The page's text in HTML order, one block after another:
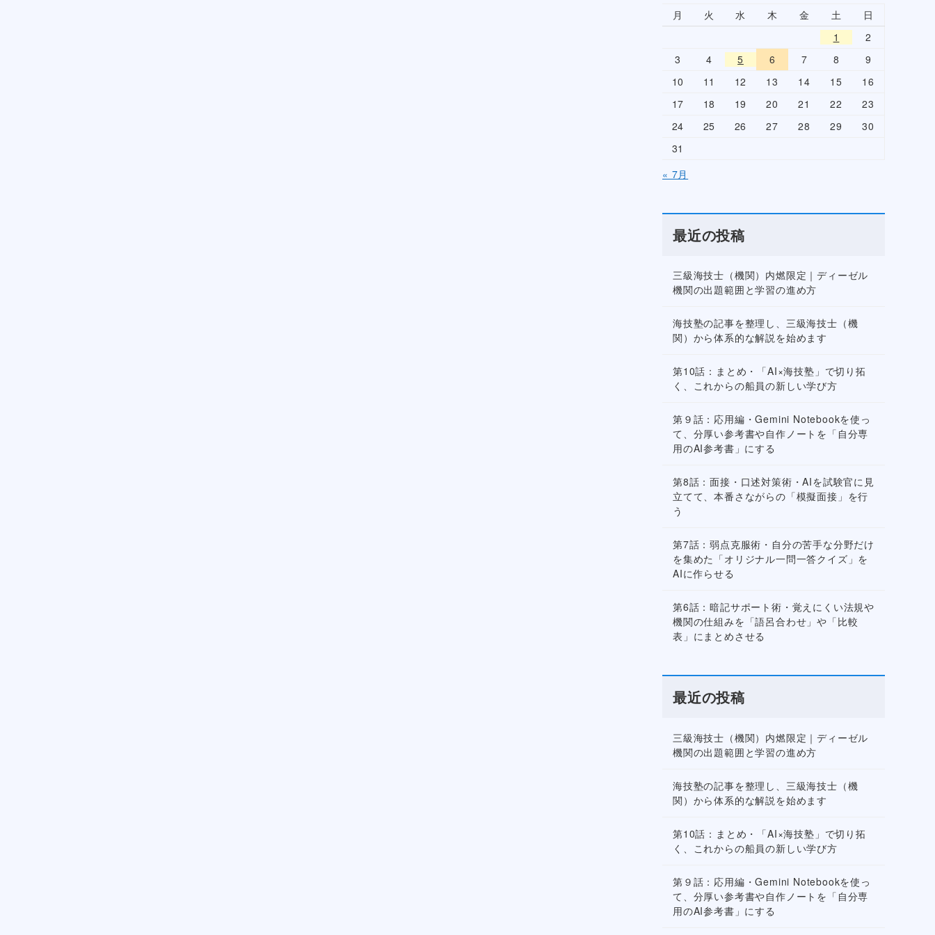
月
火 水 木 金 土
日
1
2
3
4 5 6 7 8
9
10
11 12 13 14 15
16
17
18 19 20 21 22
23
24
25 26 27 28 29
30
31
« 7月
最近の投稿
三級海技士（機関）内燃限定｜ディーゼル
機関の出題範囲と学習の進め方
海技塾の記事を整理し、三級海技士（機
関）から体系的な解説を始めます
第10話：まとめ・「AI×海技塾」で切り拓
く、これからの船員の新しい学び方
第９話：応用編・Gemini Notebookを使っ
て、分厚い参考書や自作ノートを「自分専
用のAI参考書」にする
第8話：面接・口述対策術・AIを試験官に見
立てて、本番さながらの「模擬面接」を行
う
第7話：弱点克服術・自分の苦手な分野だけ
を集めた「オリジナル一問一答クイズ」を
AIに作らせる
第6話：暗記サポート術・覚えにくい法規や
機関の仕組みを「語呂合わせ」や「比較
表」にまとめさせる
最近の投稿
三級海技士（機関）内燃限定｜ディーゼル
機関の出題範囲と学習の進め方
海技塾の記事を整理し、三級海技士（機
関）から体系的な解説を始めます
第10話：まとめ・「AI×海技塾」で切り拓
く、これからの船員の新しい学び方
第９話：応用編・Gemini Notebookを使っ
て、分厚い参考書や自作ノートを「自分専
用のAI参考書」にする